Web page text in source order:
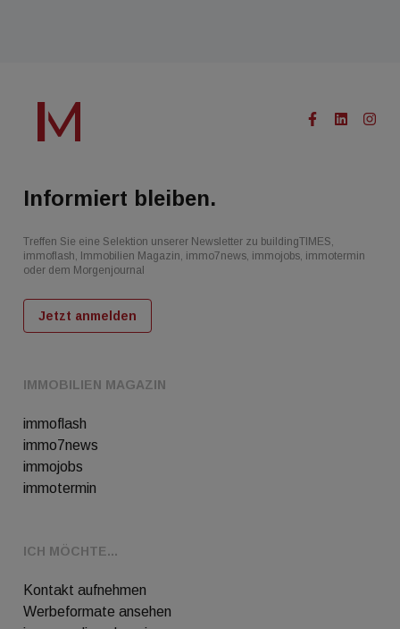
IMMOBILIEN MAGAZIN
immoflash
immo7news
immojobs
immotermin
ICH MÖCHTE...
Kontakt aufnehmen
Werbeformate ansehen
Informiert bleiben.
Treffen Sie eine Selektion unserer Newsletter zu buildingTIMES,
immoflash, Immobilien Magazin, immo7news, immojobs, immotermin
oder dem Morgenjournal
Jetzt anmelden